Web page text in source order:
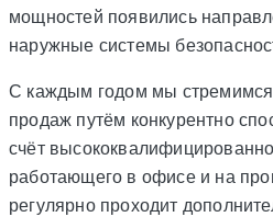
мощностей появились
наружные системы
С каждым годом мы
продаж путём конкурентно
счёт
работающего в офисе и на
регулярно проходит